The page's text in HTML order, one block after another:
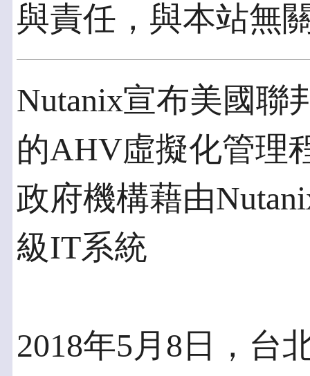
與責任，與本站無
Nutanix宣布美國聯
的AHV虛擬化管理
政府機構藉由
級IT系統
2018年5月8日，